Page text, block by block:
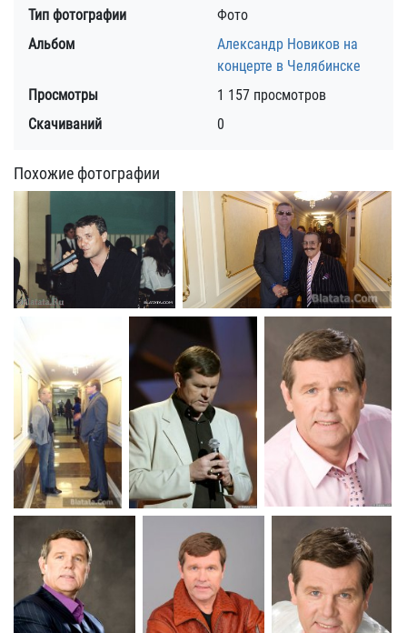
Тип фотографии
Фото
Альбом
Александр Новиков на
концерте в Челябинске
Просмотры
1 157 просмотров
Скачиваний
0
Похожие фотографии